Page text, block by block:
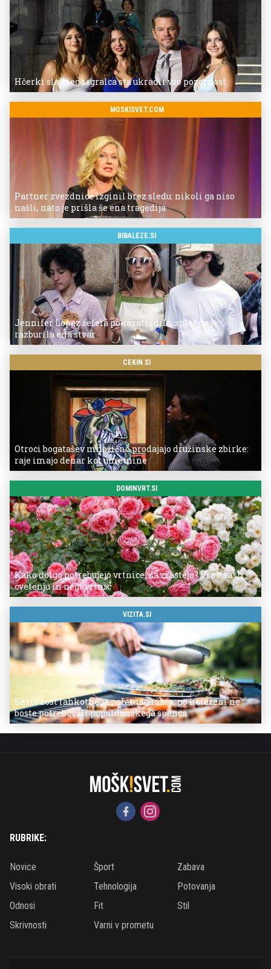
Hčerki slavnega igralca sta ukradli vso pozornost
MOSKISVET.COM
Partner zvezdnice izginil brez sledu: nikoli ga niso
našli, nato je prišla še ena tragedija
BIBALEZE.SI
Jennifer Lopez želela pokazati idilo, splet pa je
razburila ena stvar
CEKIN.SI
Otroci bogatašev množično prodajajo družinske zbirke:
raje imajo denar kot umetnine
DOMINVRT.SI
Kako dolgo potrebujejo vrtnice, da zrastejo? Vse o rasti,
cvetenju in negi vrtnic
VIZITA.SI
Skrivnost lahkotnega poletnega žara, po katerem ne
boste potrebovali popoldanskega spanca
RUBRIKE:
Novice Šport
Zabava
Visoki obrati
Tehnologija
Potovanja
Odnosi
Fit
Stil
Skrivnosti
Varni v prometu